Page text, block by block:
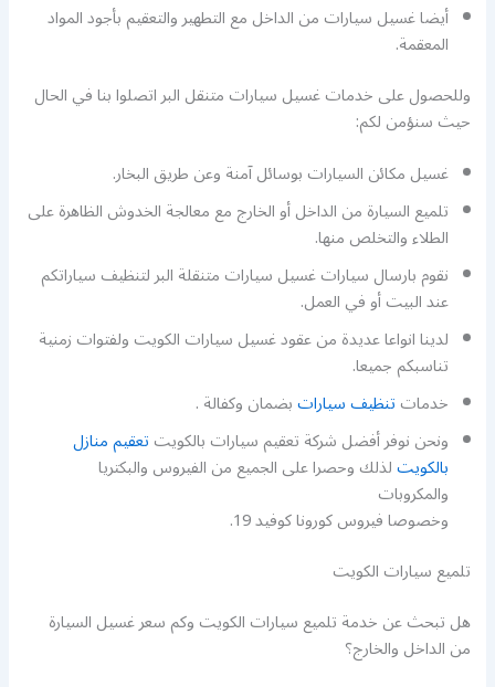
أيضا غسيل سيارات من الداخل مع التطهير والتعقيم بأجود المواد
المعقمة.
وللحصول على خدمات غسيل سيارات متنقل البر اتصلوا بنا في الحال
حيث سنؤمن لكم:
غسيل مكائن السيارات بوسائل آمنة وعن طريق البخار.
تلميع السيارة من الداخل أو الخارج مع معالجة الخدوش الظاهرة على
الطلاء والتخلص منها.
نقوم بارسال سيارات غسيل سيارات متنقلة البر لتنظيف سياراتكم
عند البيت أو في العمل.
لدينا انواعا عديدة من عقود غسيل سيارات الكويت ولفتوات زمنية
تناسبكم جميعا.
خدماتتنظيف سياراتبضمان وكفالة .
ونحن نوفر أفضل شركة تعقيم سيارات بالكويتتعقيم منازل
بالكويتلذلك وحصرا على الجميع من الفيروس والبكتريا
والمكروبات
وخصوصا فيروس كورونا كوفيد 19.
تلميع سيارات الكويت
هل تبحث عن خدمة تلميع سيارات الكويت وكم سعر غسيل السيارة
من الداخل والخارج؟